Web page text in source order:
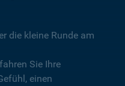
die kleine Runde am
Sie Ihre
einen